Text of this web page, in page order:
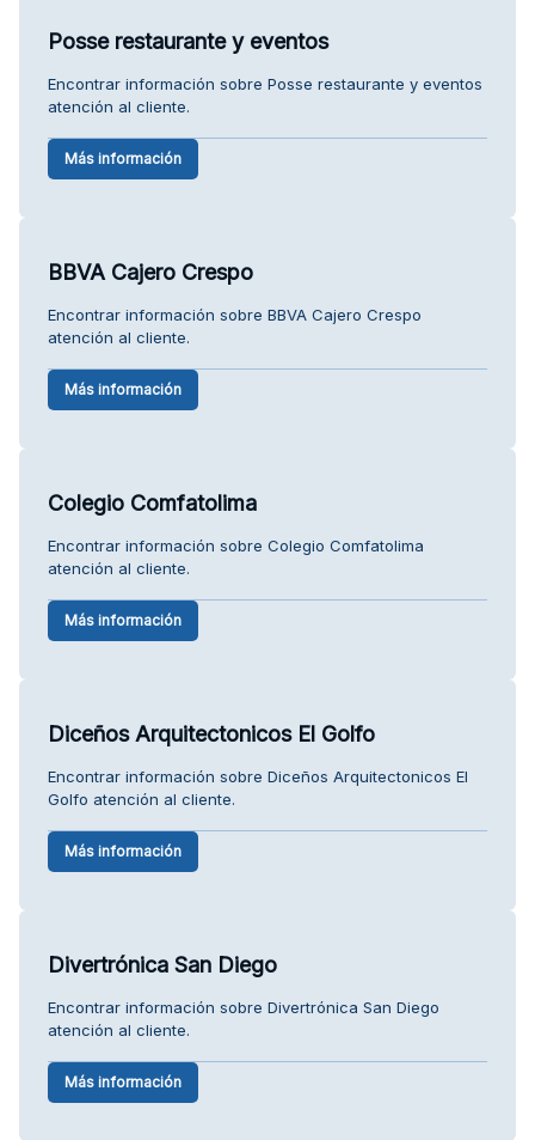
Posse restaurante y eventos
Encontrar información sobre Posse restaurante y eventos
atención al cliente.
Más información
BBVA Cajero Crespo
Encontrar información sobre BBVA Cajero Crespo
atención al cliente.
Más información
Colegio Comfatolima
Encontrar información sobre Colegio Comfatolima
atención al cliente.
Más información
Diceños Arquitectonicos El Golfo
Encontrar información sobre Diceños Arquitectonicos El
Golfo atención al cliente.
Más información
Divertrónica San Diego
Encontrar información sobre Divertrónica San Diego
atención al cliente.
Más información